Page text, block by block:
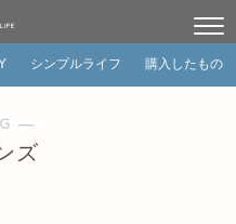
シンプルライフ 購入したもの
―
ズ